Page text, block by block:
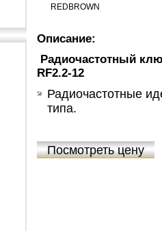
RED BROWN
Описание:
Радиочастотный
RF2.2-12
Радиочастотные
типа.
Посмотреть цену